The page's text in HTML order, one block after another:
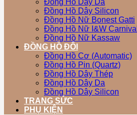
Đồng Hồ Dây Da
Đồng Hồ Dây Silicon
Đồng Hồ Nữ Bonest Gatti
Đồng Hồ Nữ I&W Carnival
Đồng Hồ Nữ Kassaw
ĐỒNG HỒ ĐÔI
Đồng Hồ Cơ (Automatic)
Đồng Hồ Pin (Quartz)
Đồng Hồ Dây Thép
Đồng Hồ Dây Da
Đồng Hồ Dây Silicon
TRANG SỨC
PHỤ KIỆN